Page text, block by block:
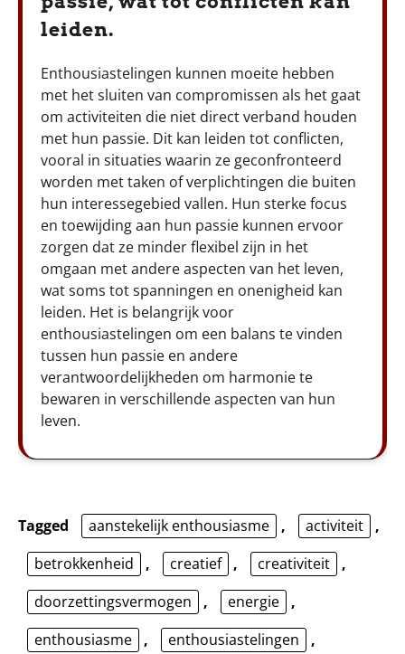
leiden.
Enthousiastelingen kunnen moeite hebben
met het sluiten van compromissen als het gaat
om activiteiten die niet direct verband houden
met hun passie. Dit kan leiden tot conflicten,
vooral in situaties waarin ze geconfronteerd
worden met taken of verplichtingen die buiten
hun interessegebied vallen. Hun sterke focus
en toewijding aan hun passie kunnen ervoor
zorgen dat ze minder flexibel zijn in het
omgaan met andere aspecten van het leven,
wat soms tot spanningen en onenigheid kan
leiden. Het is belangrijk voor
enthousiastelingen om een balans te vinden
tussen hun passie en andere
verantwoordelijkheden om harmonie te
bewaren in verschillende aspecten van hun
leven.
Tagged aanstekelijk enthousiasme , activiteit
,
betrokkenheid
, creatief , creativiteit
,
doorzettingsvermogen
, energie
,
enthousiasme
, enthousiastelingen
,